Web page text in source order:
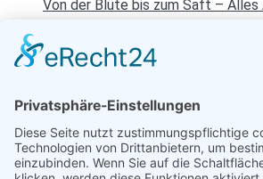
Von der Blüte bis zum Saft –
23. September 2024